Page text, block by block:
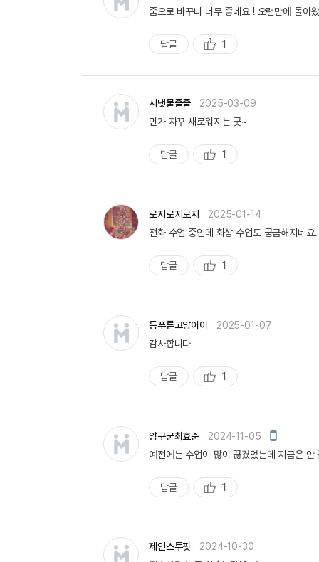
줌으로 바꾸니 너무 좋네요 ! 오랜만에 돌아
답글
추
1
시냇물졸졸
2025-03-09
먼가 자꾸 새로워지는 굿~
답글
추
천
1
로지로지로지
2025-01-14
전화 수업 중인데 화상 수업도 궁금해지네요.
답글
추
천
1
등푸른고양이이
2025-01-07
감사합니다
답글
추
천
1
양구군최효준 2024-11-05
모
일
예전에는 수업이 많이 끊겼었는데 지금은 안
답글
추
1
제인스투핏
2024-10-30